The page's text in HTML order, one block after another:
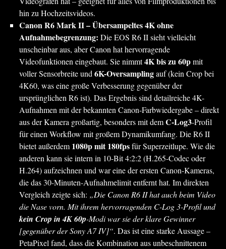
hin zu Hochzeitsvideos.
Canon R6 Mark II – Übersampeltes 4K ohne
Aufnahmebegrenzung: Die EOS R6 II sieht vielleicht
unscheinbar aus, aber Canon hat hervorragende
Videofunktionen eingebaut. Sie nimmt4K bis zu 60pmit
voller Sensorbreite und6K-Oversamplingauf (kein Crop bei
4K60, was eine große Verbesserung gegenüber der
ursprünglichen R6 ist). Das Ergebnis sind detailreiche 4K-
Aufnahmen mit der bekannten Canon-Farbwiedergabe – direkt
aus der Kamera großartig, besonders mit demC-Log3-Profil
für einen Workflow mit großem Dynamikumfang. Die R6 II
bietet außerdem1080p mit 180fpsfür Superzeitlupe. Wie die
anderen kann sie intern in 10-Bit 4:2:2 (H.265-Codec oder
H.264) aufzeichnen und war eine der ersten Canon-Kameras,
die das 30-Minuten-Aufnahmelimit entfernt hat. Im direkten
Vergleich zeigte sich: „Die Canon R6 II hat auch beim Video
die Nase vorn. Mit ihrem hervorragenden C-Log 3-Profil und
kein Crop in 4K 60p-Modi war sie der klare Gewinner
[gegenüber der Sony A7 IV]“. Das ist eine starke Aussage –
PetaPixel fand, dass die Kombination aus unbeschnittenem